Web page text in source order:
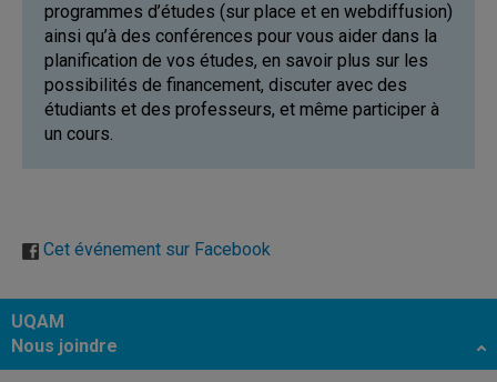
programmes d’études (sur place et en webdiffusion)
ainsi qu’à des conférences pour vous aider dans la
planification de vos études, en savoir plus sur les
possibilités de financement, discuter avec des
étudiants et des professeurs, et même participer à
un cours.
Cet événement sur Facebook
UQAM
Nous joindre